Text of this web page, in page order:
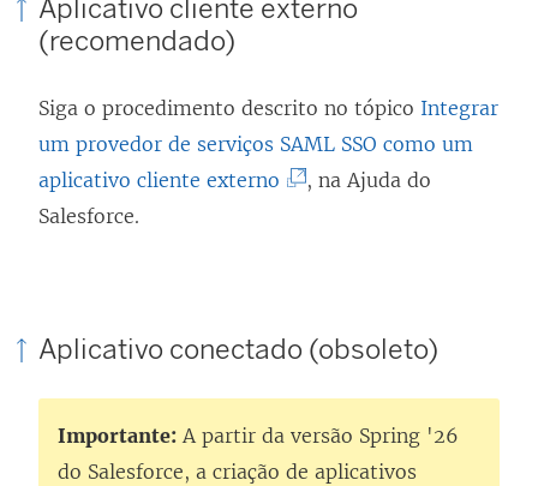
Aplicativo cliente externo
(recomendado)
Siga o procedimento descrito no tópico Integrar
um provedor de serviços SAML SSO como um
aplicativo cliente externo
k
a
b
r
, na Ajuda do
Salesforce.
Aplicativo conectado (obsoleto)
Importante: A partir da versão Spring '26
do Salesforce, a criação de aplicativos